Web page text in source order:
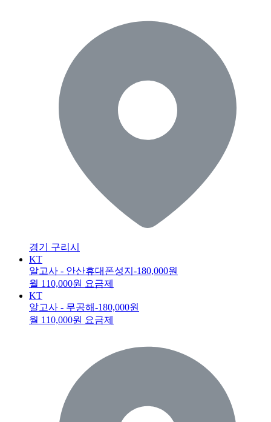
경기 구리시
KT
알고사 - 안산휴대폰성지 -180,000원
월 110,000원 요금제
KT
알고사 - 무공해-180,000원
월 110,000원 요금제